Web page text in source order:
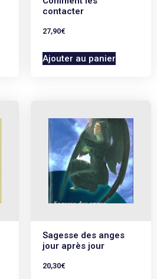
contacter
27,90€
Ajouter au panier
Sagesse des anges
jour après jour
20,30€